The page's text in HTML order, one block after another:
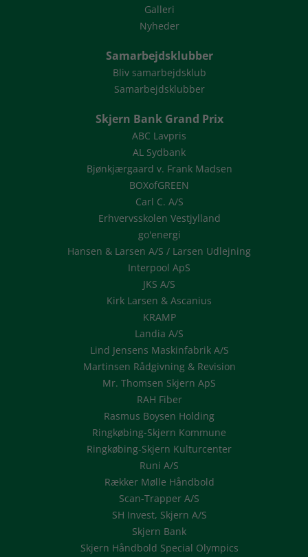
Galleri
Nyheder
Samarbejdsklubber
Bliv samarbejdsklub
Samarbejdsklubber
Skjern Bank Grand Prix
ABC Lavpris
AL Sydbank
Bjønkjærgaard v. Frank Madsen
BOXofGREEN
Carl C. A/S
Erhvervsskolen Vestjylland
go'energi
Hansen & Larsen A/S / Larsen Udlejning
Interpool ApS
JKS A/S
Kirk Larsen & Ascanius
KRAMP
Landia A/S
Lind Jensens Maskinfabrik A/S
Martinsen Rådgivning & Revision
Mr. Thomsen Skjern ApS
RAH Fiber
Rasmus Boysen Holding
Ringkøbing-Skjern Kommune
Ringkøbing-Skjern Kulturcenter
Runi A/S
Rækker Mølle Håndbold
Scan-Trapper A/S
SH Invest, Skjern A/S
Skjern Bank
Skjern Håndbold Special Olympics